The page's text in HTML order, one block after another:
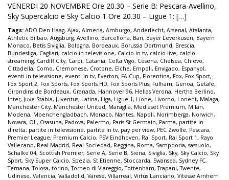
VENERDI 20 NOVEMBRE Ore 20.30 – Serie B: Pescara-Avellino,
Sky Supercalcio e Sky Calcio 1 Ore 20.30 – Ligue 1: […]
Tags: ADO Den Haag, Ajax, Almeria, Amburgo, Anderlecht, Arsenal, Atalanta,
Athletic Bilbao, Augsburg, Avellino, Barcellona, Bari, Bayer Leverkusen, Bayern
Monaco, Betis Siviglia, Bologna, Bordeaux, Borussia Dortmund, Brescia,
Bundesliga, Cagliari, calcio in televisione, Calcio in tv, calcio live, calcio
streaming, Cardiff City, Carpi, Catania, Celta Vigo, Cesena, Chelsea, Chievo,
Cittadella, Como, Cremonese, Crotone, Elche, Empoli, Envigado, Espanyol,
eventi in televisione, eventi in tv, Everton, FA Cup, Fiorentina, Fox, Fox Sport,
Fox Sport 2, Fox Sports, Fox Sports HD, Fox Sports Plus, Fulham, Genoa, Getafe,
Girondins de Bordeaux, Granada, Hannover 96, Hellas Verona, Hertha Berlino,
Inter, Juve Stabia, Juventus, Latina, Liga, Ligue 1, Lione, Livorno, Lorient, Malaga,
Manchester City, Manchester United, Marsiglia, Mediaset Premium, Milan,
Modena, Moenchengladbach, Monaco, Nantes, Napoli, Norimberga, Norwich,
Novara, OL , Osasuna, Padova, Palermo, Paris St Germain, Parma, partite in
diretta, partite in televisione, partite in tv, pay per view, PEC Zwolle, Pescara,
Premier League, Premium Calcio, PSV Eindhoven, Rai Sport, Rai Sport 1, Rayo
Vallecano, Real Madrid, Real Sociedad, Reggina, Roma, Sampdoria, sassuolo,
Schalke 04, Scottish Premier, Serie A, Serie B, Siena, Siviglia, Sky, Sky Calcio, Sky
Sport, Sky Super Calcio, Spezia, St Etienne, Stoccarda, Swansea, Sydney FC,
Ternana,Tolosa, torino,Torneo di Viareggio,Tottenham,Trapani,Twente,
Udinese, Valencia, Valladolid, Varese, Villarreal, Virtus Lanciano, Vitesse Arnhem